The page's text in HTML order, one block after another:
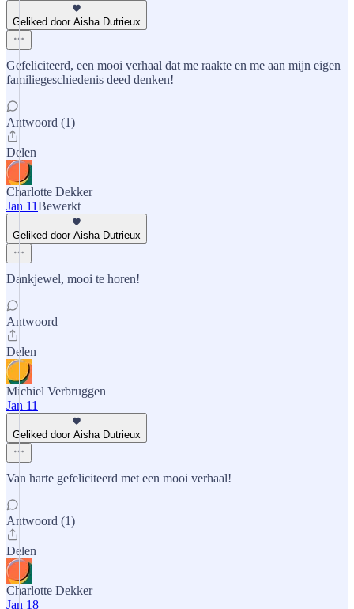
Geliked door Aisha Dutrieux
Gefeliciteerd, een mooi verhaal dat me raakte en me aan mijn eigen
familiegeschiedenis deed denken!
Antwoord (1)
Delen
Charlotte Dekker
Jan 11Bewerkt
Geliked door Aisha Dutrieux
Dankjewel, mooi te horen!
Antwoord
Delen
Michiel Verbruggen
Jan 11
Geliked door Aisha Dutrieux
Van harte gefeliciteerd met een mooi verhaal!
Antwoord (1)
Delen
Charlotte Dekker
Jan 18